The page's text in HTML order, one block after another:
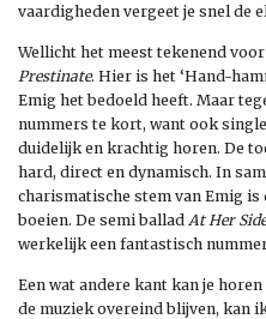
vaardigheden vergeet je snel de
Wellicht het meest tekenend
Prestinate. Hier is het ‘Hand-
Emig het bedoeld heeft. Maar
nummers te kort, want ook
duidelijk en krachtig horen. De
hard, direct en dynamisch. In
charismatische stem van Emig is
boeien. De semi ballad At Her Side
werkelijk een fantastisch
Een wat andere kant kan je horen
de muziek overeind blijven, kan